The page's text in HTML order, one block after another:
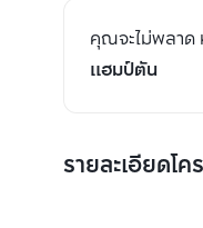
คุณจะไม่พลาด
แฮมป์ตัน
รายละเอียดโค